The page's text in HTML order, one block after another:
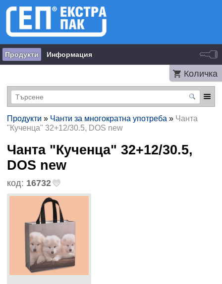
Продукти Информация
Количка
Продукти » Чанти за многократна употреба » Чанта
"Кученца" 32+12/30.5, DOS new
Чанта "Кученца" 32+12/30.5,
DOS new
код: 16732